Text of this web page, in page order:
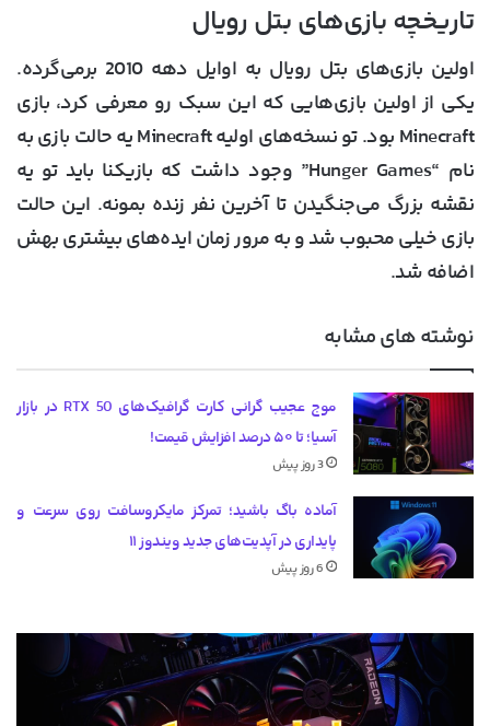
تاریخچه بازی‌های بتل رویال
اولین بازی‌های بتل رویال به اوایل دهه 2010 برمی‌گرده.
یکی از اولین بازی‌هایی که این سبک رو معرفی کرد، بازی
Minecraft بود. تو نسخه‌های اولیه Minecraft یه حالت بازی به
نام “Hunger Games” وجود داشت که بازیکنا باید تو یه
نقشه بزرگ می‌جنگیدن تا آخرین نفر زنده بمونه. این حالت
بازی خیلی محبوب شد و به مرور زمان ایده‌های بیشتری بهش
اضافه شد.
نوشته های مشابه
موج عجیب گرانی کارت گرافیک‌های RTX 50 در بازار
آسیا؛ تا ۵۰ درصد افزایش قیمت!
3 روز پیش
آماده باگ باشید؛ تمرکز مایکروسافت روی سرعت و
پایداری در آپدیت‌های جدید ویندوز ۱۱
6 روز پیش